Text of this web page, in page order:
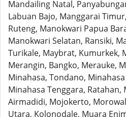
Mandailing Natal,
Labuan Bajo, Manggarai
Ruteng, Manokwari Papua
Manokwari Selatan, Ransiki,
Turikale, Maybrat, Kumurkek,
Merangin, Bangko, Merauke,
Minahasa, Tondano,
Minahasa Tenggara, Ratahan,
Airmadidi, Mojokerto,
Utara, Kolonodale, Muara